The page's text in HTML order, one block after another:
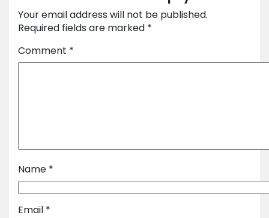
Your email address will not be published.
Required fields are marked *
Comment *
Name *
Email *